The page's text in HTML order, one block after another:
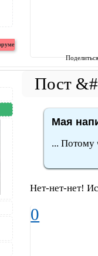
Мая
... Потому
Нет-нет-нет!
0